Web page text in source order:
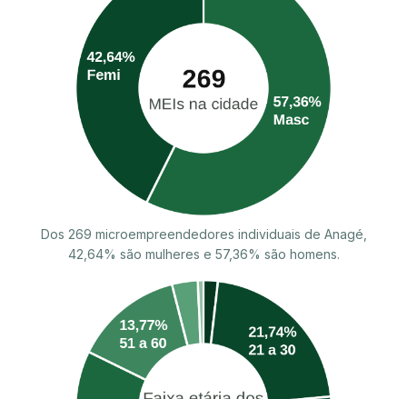
Dos 269 microempreendedores individuais de Anagé,
42,64% são mulheres e 57,36% são homens.